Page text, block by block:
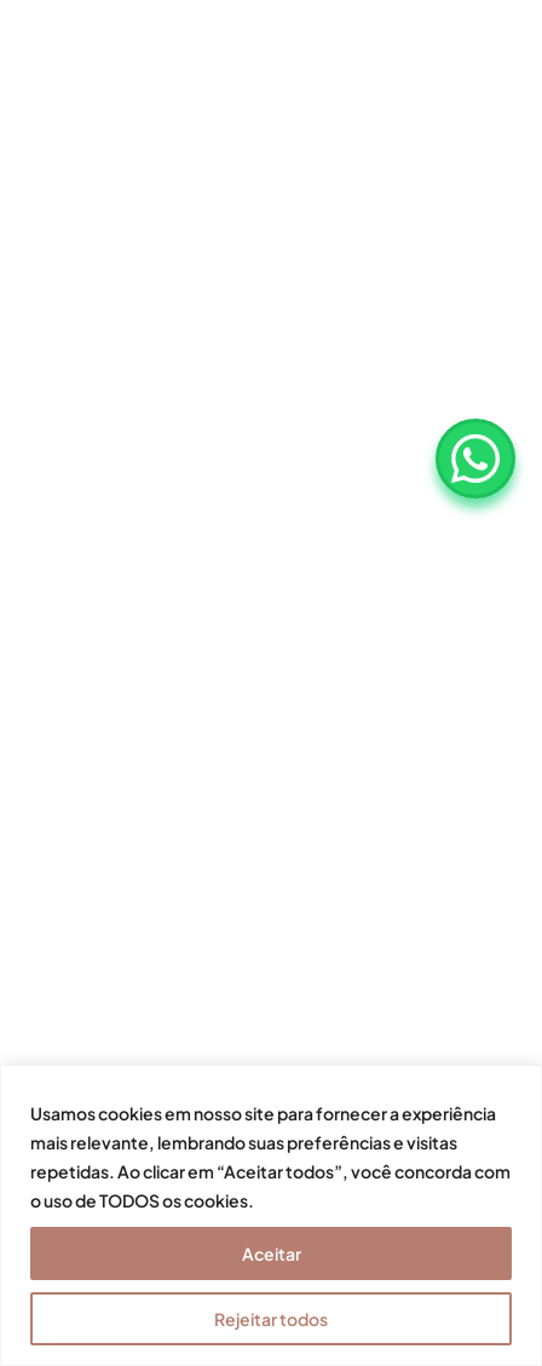
Usamos cookies em nosso site para fornecer a experiência
mais relevante, lembrando suas preferências e visitas
repetidas. Ao clicar em “Aceitar todos”, você concorda com
o uso de TODOS os cookies.
Rejeitar todos
Aceitar